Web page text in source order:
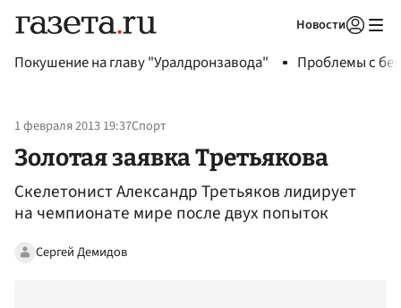
Новости
Покушение на главу "Уралдронзавода" Проблемы с
1 февраля 2013 19:37Спорт
Золотая заявка Третьякова
Скелетонист Александр Третьяков лидирует
на чемпионате мире после двух попыток
Сергей Демидов